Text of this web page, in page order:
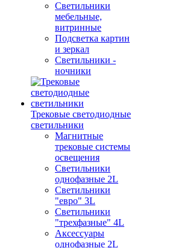
Светильники
мебельные,
витринные
Подсветка картин
и зеркал
Светильники -
ночники
Трековые светодиодные
светильники
Магнитные
трековые системы
освещения
Светильники
однофазные 2L
Светильники
"евро" 3L
Светильники
"трехфазные" 4L
Аксессуары
однофазные 2L